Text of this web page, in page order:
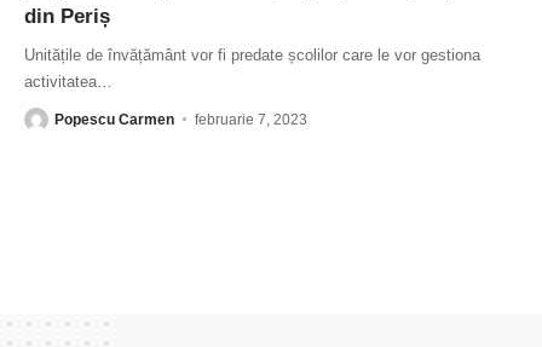
din Periș
Unitățile de învățământ vor fi predate școlilor care le vor gestiona
activitatea
Popescu Carmen februarie 7, 2023